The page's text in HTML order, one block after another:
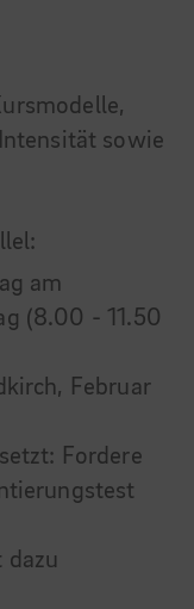
sowie
am
(8.00 - 11.50
Februar
Fordere
dazu